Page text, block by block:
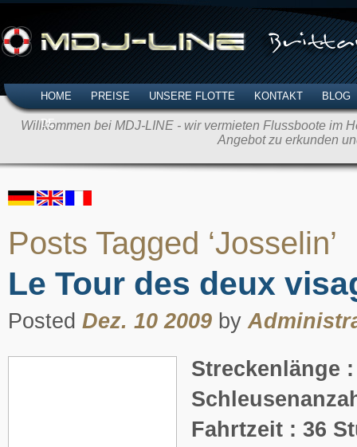
HOME PREISE UNSERE FLOTTE KONTAKT BLOG
DE
Willkommen bei MDJ-LINE - wir vermieten Flussboote im
Angebot zu erkunden
Posts Tagged ‘Josselin’
Le Tour des deux
Posted Dez. 10 2009 by
Streckenlänge
Fahrtzeit : 36